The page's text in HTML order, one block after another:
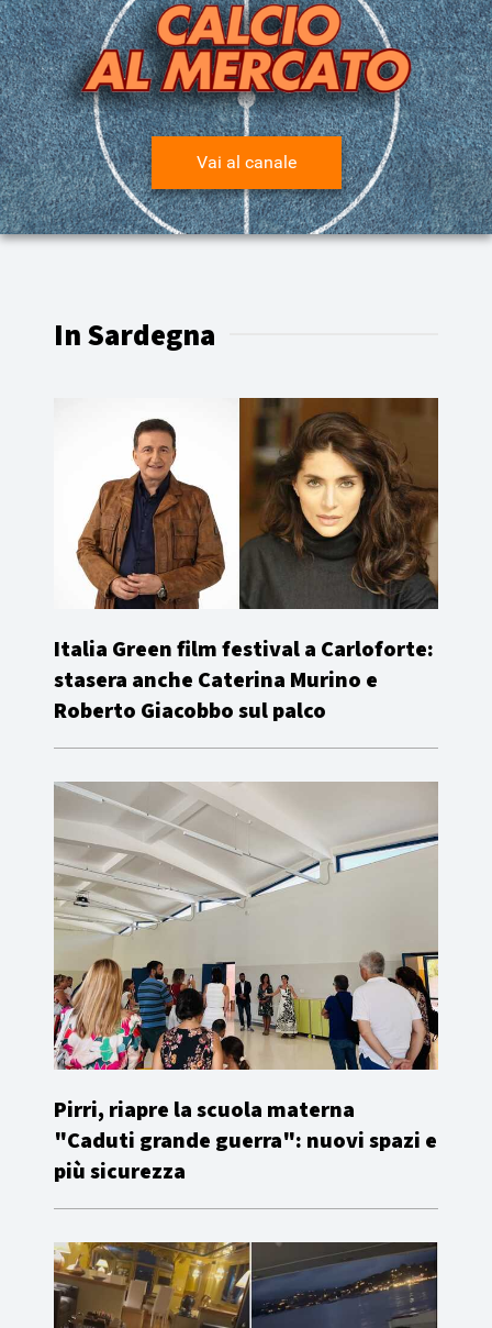
Vai al canale
In Sardegna
Italia Green film festival a Carloforte:
stasera anche Caterina Murino e
Roberto Giacobbo sul palco
Pirri, riapre la scuola materna
"Caduti grande guerra": nuovi spazi e
più sicurezza